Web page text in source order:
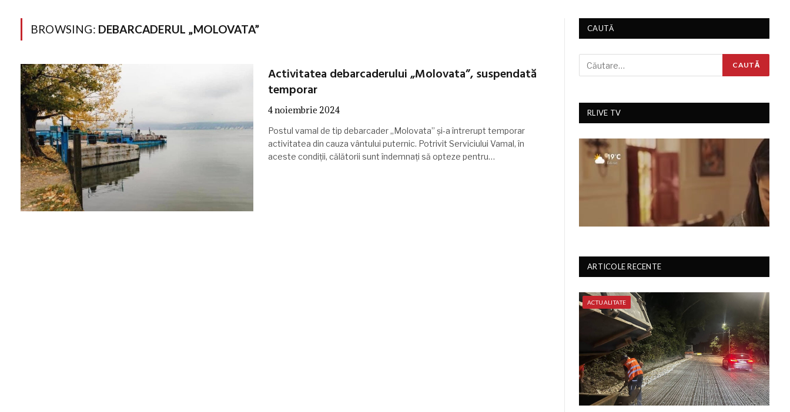
BROWSING: DEBARCADERUL „MOLOVATA”
Activitatea debarcaderului „Molovata”, suspendată
temporar
4 noiembrie 2024
Postul vamal de tip debarcader „Molovata” și-a întrerupt temporar
activitatea din cauza vântului puternic. Potrivit Serviciului Vamal, în
aceste condiții, călătorii sunt îndemnați să opteze pentru…
CAUTĂ
RLIVE TV
ARTICOLE RECENTE
ACTUALITATE